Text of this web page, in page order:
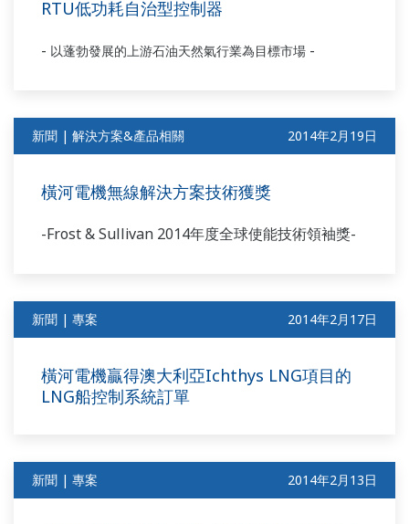
RTU低功耗自治型控制器
- 以蓬勃發展的上游石油天然氣行業為目標市場 -
新聞 | 解決方案&產品相關 2014年2月19日
橫河電機無線解決方案技術獲獎
-Frost & Sullivan 2014年度全球使能技術領袖獎-
新聞 | 專案 2014年2月17日
橫河電機贏得澳大利亞Ichthys LNG項目的
LNG船控制系統訂單
新聞 | 專案 2014年2月13日